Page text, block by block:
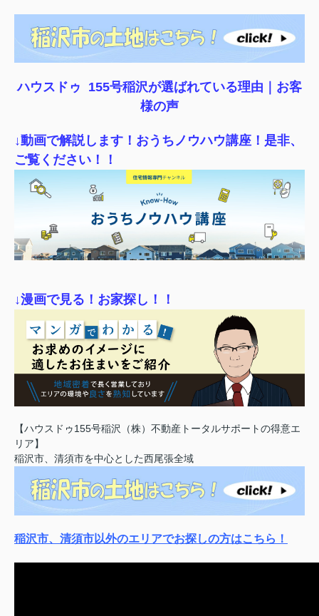
ハウスドゥ 155号稲沢が選ばれている理由｜ お客
様の声
↓動画で解説します！おうちノウハウ講座！是非、
ご覧ください！！
↓漫画で見る！お家探し！！
【ハウスドゥ155号稲沢（株）不動産トータルサポートの得意エ
リア】
稲沢市、清須市を中心とした西尾張全域
稲沢市、清須市以外のエリアでお探しの方はこちら！